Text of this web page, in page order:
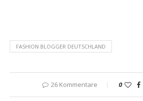
FASHION BLOGGER DEUTSCHLAND
26 Kommentare 0